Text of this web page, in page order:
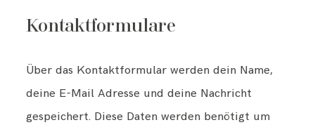
Kontaktformulare
Über das Kontaktformular werden dein Name,
deine E-Mail Adresse und deine Nachricht
gespeichert. Diese Daten werden benötigt um